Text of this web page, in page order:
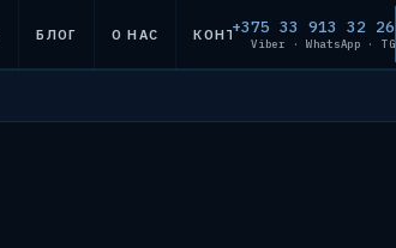
БЛОГ О НАС КОНТАКТЫ
+375 33 913 32 26
Viber · WhatsApp · TG